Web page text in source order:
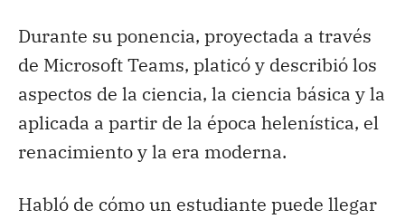
Durante su ponencia, proyectada a través
de Microsoft Teams, platicó y describió los
aspectos de la ciencia, la ciencia básica y la
aplicada a partir de la época helenística, el
renacimiento y la era moderna.
Habló de cómo un estudiante puede llegar